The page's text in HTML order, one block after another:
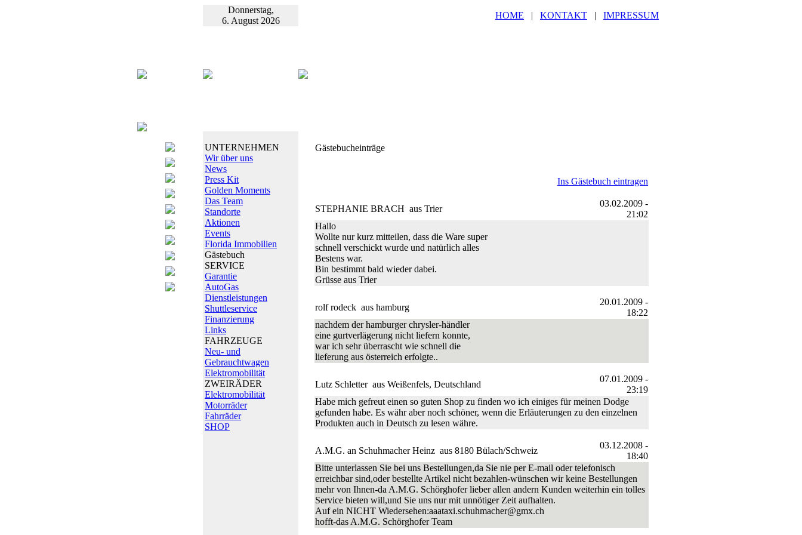
Donnerstag,
6. August 2026
HOME | KONTAKT | IMPRESSUM
UNTERNEHMEN
Wir über uns
News
Press Kit
Golden Moments
Das Team
Standorte
Aktionen
Events
Florida Immobilien
Gästebuch
SERVICE
Garantie
AutoGas
Dienstleistungen
Shuttleservice
Finanzierung
Links
FAHRZEUGE
Neu- und
Gebrauchtwagen
Elektromobilität
ZWEIRÄDER
Elektromobilität
Motorräder
Fahrräder
SHOP
Gästebucheinträge
Ins Gästebuch eintragen
STEPHANIE BRACH aus Trier
03.02.2009 -
21:02
Hallo
Wollte nur kurz mitteilen, dass die Ware super
schnell verschickt wurde und natürlich alles
Bestens war.
Bin bestimmt bald wieder dabei.
Grüsse aus Trier
rolf rodeck aus hamburg
20.01.2009 -
18:22
nachdem der hamburger chrysler-händler
eine gurtverlägerung nicht liefern konnte,
war ich sehr überrascht wie schnell die
lieferung aus österreich erfolgte..
Lutz Schletter aus Weißenfels, Deutschland
07.01.2009 -
23:19
Habe mich gefreut einen so guten Shop zu finden wo ich einiges für meinen Dodge
gefunden habe. Es währ aber noch schöner, wenn die Erläuterungen zu den einzelnen
Produkten auch in Deutsch zu lesen währe.
A.M.G. an Schuhmacher Heinz aus 8180 Bülach/Schweiz
03.12.2008 -
18:40
Bitte unterlassen Sie bei uns Bestellungen,da Sie nie per E-mail oder telefonisch
erreichbar sind,oder bestellte Artikel nicht bezahlen-wünschen wir keine Bestellungen
mehr von Ihnen-da A.M.G. Schörghofer lieber allen andern Kunden weiterhin ein tolles
Service bieten will,und Sie uns nur mit unnötiger Zeit aufhalten.
Auf ein NICHT Wiedersehen:aaataxi.schuhmacher@gmx.ch
hofft-das A.M.G. Schörghofer Team